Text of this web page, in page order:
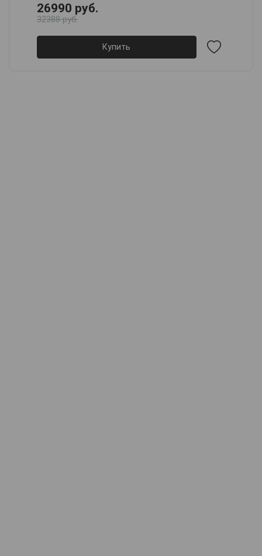
26990 руб.
32388 руб.
Купить